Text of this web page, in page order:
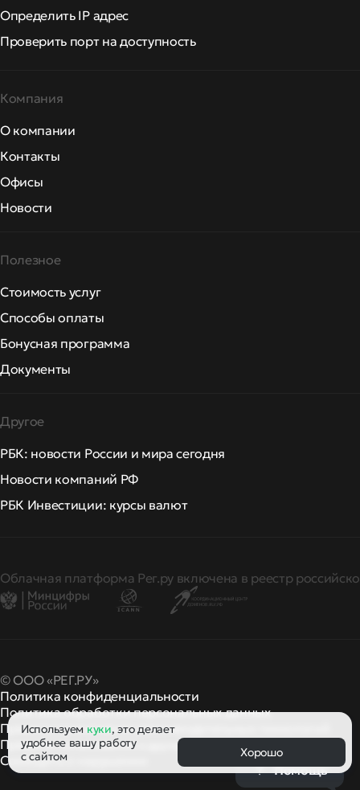
Определить IP адрес
Проверить порт на доступность
Компания
О компании
Контакты
Офисы
Новости
Полезное
Стоимость услуг
Способы оплаты
Бонусная программа
Документы
Другое
РБК: новости России и мира сегодня
Новости компаний РФ
РБК Инвестиции: курсы валют
Облачная платформа Рег.ру включена в реестр
© ООО «РЕГ.РУ»
Политика конфиденциальности
Политика обработки персональных данных
Правила применения рекомендательных технологий
Правила пользованияи другие
правила и политики
Сообщить о нарушении
Используем куки, это делает
удобнее вашу работу
с сайтом
Хорошо
Помощь